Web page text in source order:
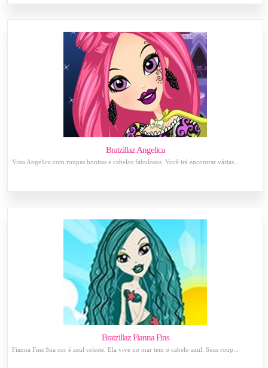
Bratzillaz Angelica
Vista Angelica com roupas bonitas e cabelos fabulosos. Você irá encontrar várias...
Bratzillaz Fianna Fins
Fianna Fins Sua cor é azul celeste. Ela vive no mar tem o cabelo azul. Suas roup...